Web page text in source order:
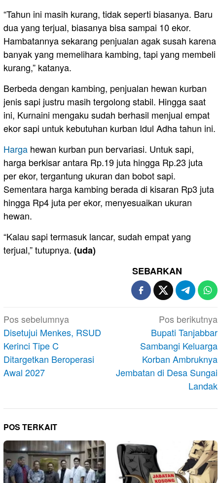
“Tahun ini masih kurang, tidak seperti biasanya. Baru
dua yang terjual, biasanya bisa sampai 10 ekor.
Hambatannya sekarang penjualan agak susah karena
banyak yang memelihara kambing, tapi yang membeli
kurang,” katanya.
Berbeda dengan kambing, penjualan hewan kurban
jenis sapi justru masih tergolong stabil. Hingga saat
ini, Kurnaini mengaku sudah berhasil menjual empat
ekor sapi untuk kebutuhan kurban Idul Adha tahun ini.
Harga hewan kurban pun bervariasi. Untuk sapi,
harga berkisar antara Rp.19 juta hingga Rp.23 juta
per ekor, tergantung ukuran dan bobot sapi.
Sementara harga kambing berada di kisaran Rp3 juta
hingga Rp4 juta per ekor, menyesuaikan ukuran
hewan.
“Kalau sapi termasuk lancar, sudah empat yang
terjual,” tutupnya. (uda)
SEBARKAN
Navigasi
pos
Pos sebelumnya
Disetujui Menkes, RSUD
Kerinci Tipe C
Ditargetkan Beroperasi
Awal 2027
Pos berikutnya
Bupati Tanjabbar
Sambangi Keluarga
Korban Ambruknya
Jembatan di Desa Sungai
Landak
POS TERKAIT